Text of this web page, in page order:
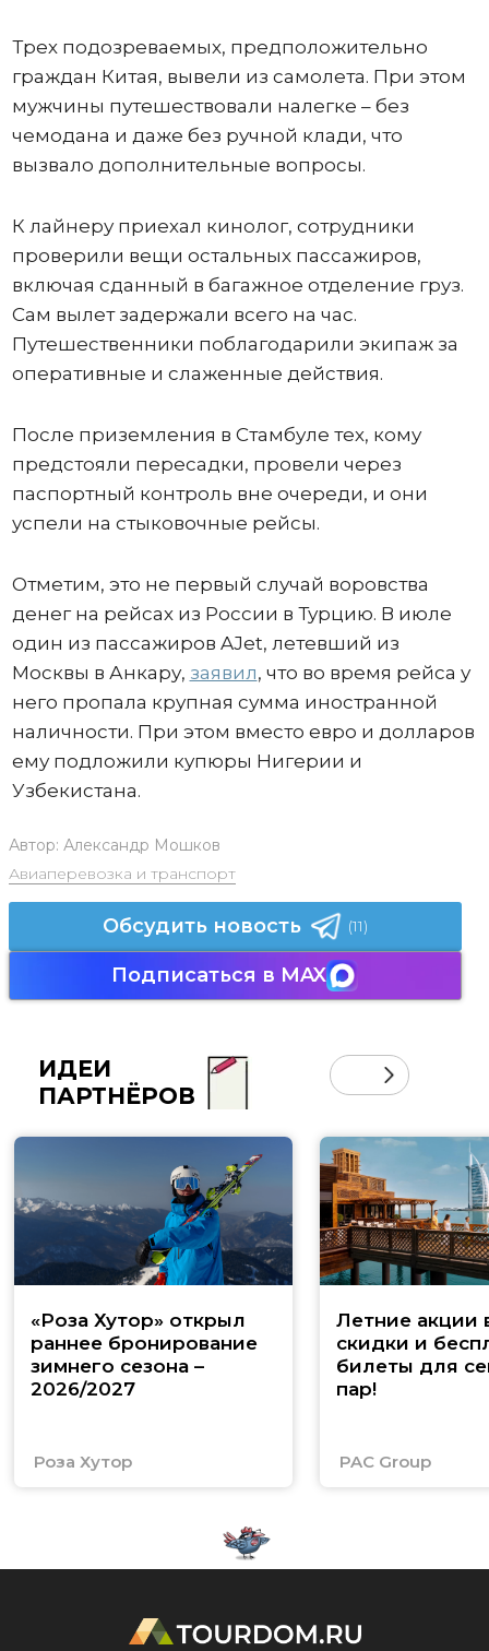
Трех подозреваемых, предположительно
граждан Китая, вывели из самолета. При этом
мужчины путешествовали налегке – без
чемодана и даже без ручной клади, что
вызвало дополнительные вопросы.
К лайнеру приехал кинолог, сотрудники
проверили вещи остальных пассажиров,
включая сданный в багажное отделение груз.
Сам вылет задержали всего на час.
Путешественники поблагодарили экипаж за
оперативные и слаженные действия.
После приземления в Стамбуле тех, кому
предстояли пересадки, провели через
паспортный контроль вне очереди, и они
успели на стыковочные рейсы.
Отметим, это не первый случай воровства
денег на рейсах из России в Турцию. В июле
один из пассажиров AJet, летевший из
Москвы в Анкару, заявил, что во время рейса у
него пропала крупная сумма иностранной
наличности. При этом вместо евро и долларов
ему подложили купюры Нигерии и
Узбекистана.
Автор: Александр Мошков
Авиаперевозка и транспорт
Обсудить новость (11)
Подписаться в MAX
ИДЕИ
ПАРТНЁРОВ
«Роза Хутор» открыл
раннее бронирование
зимнего сезона –
2026/2027
Роза Хутор
Летние акции
скидки и
билеты для
пар!
PAC Group